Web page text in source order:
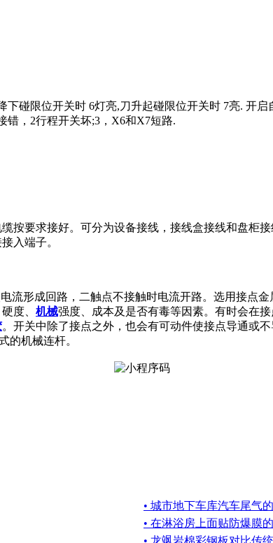
碰限位开关时 6灯亮,刀升起碰限位开关时 7亮. 开
错，2行程开关坏;3，X6和X7短路.
按要求接好。可分为设备接线，接线盒接线和盘柜
入端子。
流形成回路，二触点不接触时电流开路。选用接点
度、 机械强度、成本及是否有毒等因素。有时会在
。开关中除了接点之外，也会有可动件使接点导通或
的机械连杆。
• 城市地下车库汽车尾气
• 在淋浴房上面贴防爆膜
• 龙飒岩棉彩钢板对比传